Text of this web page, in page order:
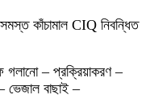
সমস্ত কাঁচামাল CIQ নিবন্ধিত
গলানো – প্রক্রিয়াকরণ –
ভেজাল বাছাই –